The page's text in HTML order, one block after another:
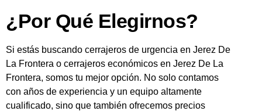
¿Por Qué Elegirnos?
Si estás buscando cerrajeros de urgencia en Jerez De
La Frontera o cerrajeros económicos en Jerez De La
Frontera, somos tu mejor opción. No solo contamos
con años de experiencia y un equipo altamente
cualificado, sino que también ofrecemos precios